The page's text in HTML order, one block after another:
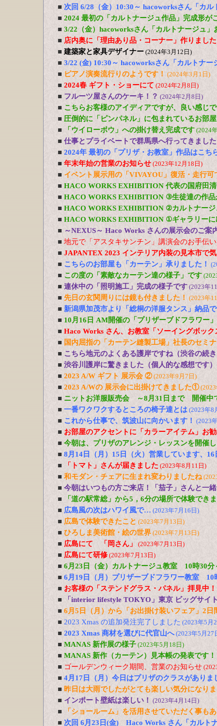
■ 次回 6/28（金）10:30～ hacoworksさん「カ
■ 2024 最初の「カルトナージュ作品」完成形が
■ 3/22（金）hacoworksさん「カルトナージュ」
■ 店内奥に「理由あり品・コーナー」作りまし
■ 建築家と家具デザイナー (2024年3月12日)
■ 3/22 (金) 10:30～ hacoworksさん「カルトナー
■ ピアノ演奏流行りのようです！ (2024年3月1日)
■ 2024春 ギフト・ショーにて (2024年2月8日)
■ フルーツ屋さんのケーキ！？ (2024年2月8日)
■ こちらお客様のアイディアですが、良い感じ
■ 圧倒的に「ピンパネル」に包まれているお部
■
「ウイローボウ」への掛け替え完成です (2024
■ 仕事とプライベートで群馬県へ行ってきまし
■ 2024年 最初の「プリザ・お教室」作品はこち
■ 年末年始の営業のお知らせ (2023年12月18日)
■ イベント展示用の「VIVAYOU」復活・走行可
■ HACO WORKS EXHIBITION 代表の国府田
■ HACO WORKS EXHIBITION ③生徒達の作品
■ HACO WORKS EXHIBITION ②カルトナージ
■ HACO WORKS EXHIBITION ①ギャラリーに
■ ～NEXUS～ Haco Works さんの展示会のご案
■ 地元で「アスタキサンチン」講演会のお手伝
■ JAPANTEX 2023 インテリア内装の見本市で
■ こちらのお部屋も「カーテン」承りました！
■ この度の「素敵なカーテン達の様子」です
■ 連休中の「照明施工」完成の様子です (2023年
■ 先日の玄関周りには鏡も付きました！ (2023年
■ 新潟県加茂市より「総桐の洋服タンス」納品
■ 10月16日 AM開催の「プリザーブドフラワー
■ Haco Works さん、お教室「ソーイングボッ
■ 国内屈指の「カーテン縫製工場」社長のセミ
■ こちら地元のよくある護岸ですね（渋谷の続
■ 渋谷川護岸に驚きました（個人的な感想です）
■ 2023 A/W ギフト 展示会 ②(2023年9月7日)
■ 2023 A/Wの 展示会に出掛けてきました①(2023
■ ニットお洋服販売会 ～8月31日まで 開催中
■ 一番ワクワクするところの椅子達とは (2023年8
■ これから仕事で、筑波山に向かいます！ (2023
■ お部屋のアクセントに「カラーアイテム」お
■ 今朝は、プリザのアレンジ・レッスンを開催
■ 8月14日（月）15日（火）営業しています、
■
「トマト」さんが届きました (2023年8月11日)
■ 和モダン・チェアに生まれ変わりましたね
■ 今朝はいつもの方ご来店！「茄子」さんと一
■
「道の駅常総」から5，6分の場所で体験でき
■ 広島風の次はハワイ風で… (2023年7月16日)
■ 広島で体験できたこと (2023年7月13日)
■ ひろしま美術館・絵の世界 (2023年7月13日)
■ 広島にて 「岡さん」 (2023年7月13日)
■ 広島にて研修(2023年7月13日)
■ 6月23日（金）カルトナージュ教室 10時30分
■ 6月19日（月）プリザーブドフラワー教室 10
■ お客様の「ステンドグラス・パネル」拝見中！
■
「interior lifestyle TOKYO」東京 ビッグサイ
■ 6月5日（月）から「お出掛け装いフェア」2日
■ 2023 Xmas の追加発注完了しました (2023年5月
■ 2023 Xmas 商材を選びに代官山へ(2023年5月27
■ MANAS 新作展の様子 (2023年5月18日)
■ MANAS 新作（カーテン）見本帳の発表です！
■ ゴールデンウィーク期間、営業のお知らせ
■ 4月17日（月）今日はプリザのクラスがありま
■ 昨日は大雨でしたがとても楽しい気分になり
■ インポート壁紙は楽しい！ (2023年4月14日)
■
「ショールーム」を活用させていただく事も
■ 次回 6月23日(金) Haco Works さん「カルト